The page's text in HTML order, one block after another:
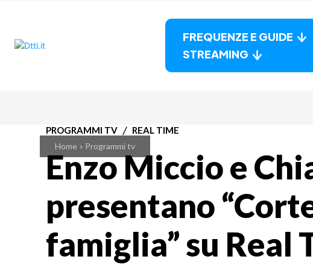
FREQUENZE E GUIDE
STREAMING
Home Programmi tv
PROGRAMMI TV REAL TIME
Enzo Miccio e
presentano
famiglia” su Real